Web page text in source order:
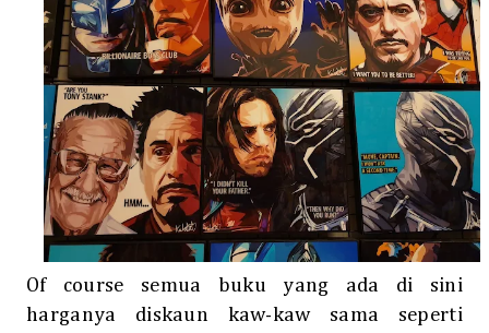
Of course semua buku yang ada di sini
harganya diskaun kaw-kaw sama seperti